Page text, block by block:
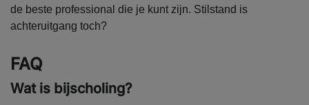
de beste professional die je kunt zijn. Stilstand is
achteruitgang toch?
FAQ
Wat is bijscholing?